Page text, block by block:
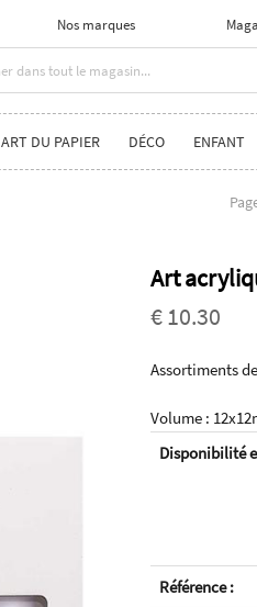
Nos marques
ART DU PAPIER DÉCO ENFANT
Art
€ 10.30
Assortiments
Volume :
Disponibilité
Référence :